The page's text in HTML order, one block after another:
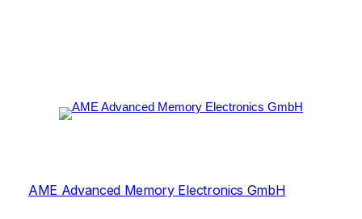
AME Advanced Memory Electronics GmbH